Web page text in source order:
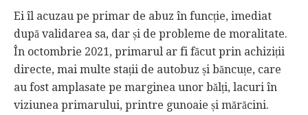
Ei îl acuzau pe primar de abuz în funcție, imediat
după validarea sa, dar și de probleme de moralitate.
În octombrie 2021, primarul ar fi făcut prin achiziții
directe, mai multe stații de autobuz și băncuțe, care
au fost amplasate pe marginea unor bălți, lacuri în
viziunea primarului, printre gunoaie și mărăcini.